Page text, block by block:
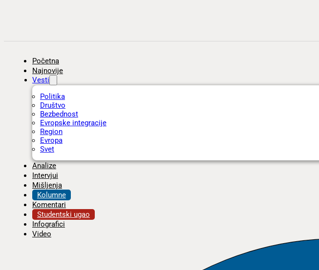
Početna
Najnovije
Vesti
Politika
Društvo
Bezbednost
Evropske integracije
Region
Evropa
Svet
Analize
Intervjui
Mišljenja
Kolumne
Komentari
Studentski ugao
Infografici
Video